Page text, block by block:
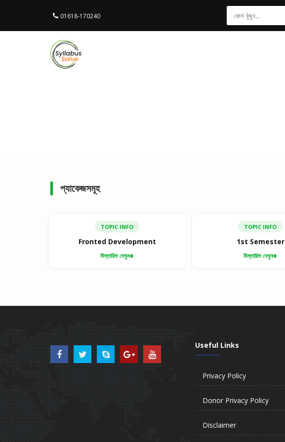
01618-170240
প্যাকেজসমূহ
TOPIC INFO
Fronted Development
বিস্তারিত দেখুন
TOPIC INFO
1st Semester
বিস্তারিত দেখুন
Useful Links
Privacy Policy
Donor Privacy Policy
Disclaimer